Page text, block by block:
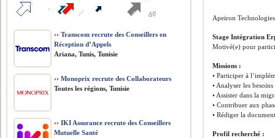
Apeiron
Stage Intégration
Motivé(e) pour
Missions :
• Participer à
• Analyser les
• Assister dans la
• Contribuer aux
• Rédiger la
Profil recherché :
›› Transcom recrute des Conseillers en
Réception d’Appels
Ariana, Tunis, Tunisie
›› Monoprix recrute des Collaborateurs
Toutes les régions, Tunisie
›› IKI Assurance recrute des Conseillers
Mutuelle Santé